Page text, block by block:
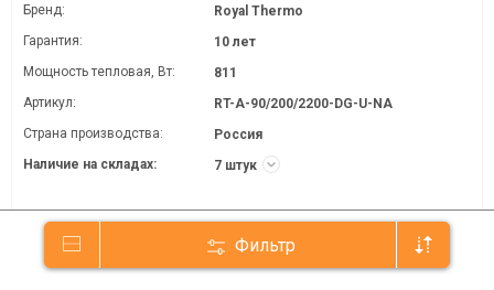
Фильтр
Бренд:
Royal Thermo
Гарантия:
10 лет
Мощность тепловая, Вт:
811
Артикул:
RT-A-90/200/2200-DG-U-NA
Страна производства:
Россия
Наличие на складах:
7 штук
36 246 ₽/шт
НДС 22% включен в цену